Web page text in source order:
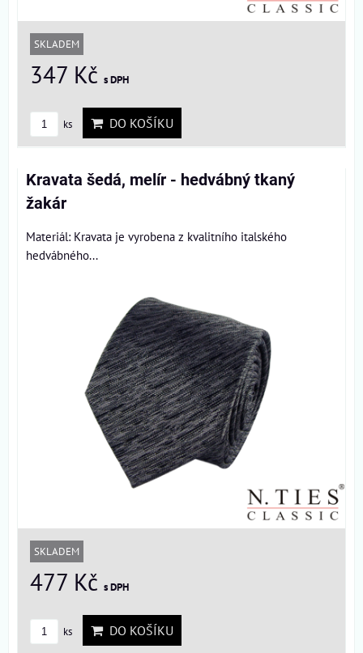
SKLADEM
347 Kč s DPH
ks DO KOŠÍKU
Kravata šedá, melír - hedvábný tkaný
žakár
Materiál: Kravata je vyrobena z kvalitního italského
hedvábného...
SKLADEM
477 Kč s DPH
ks DO KOŠÍKU